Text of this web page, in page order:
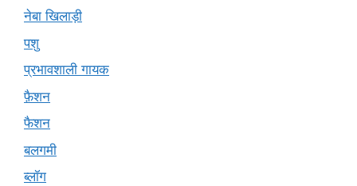
नेबा खिलाड़ी
पशु
प्रभावशाली गायक
फ़ैशन
फैशन
बलगमी
ब्लॉग